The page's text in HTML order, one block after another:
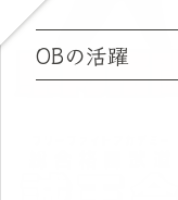
OBの活躍